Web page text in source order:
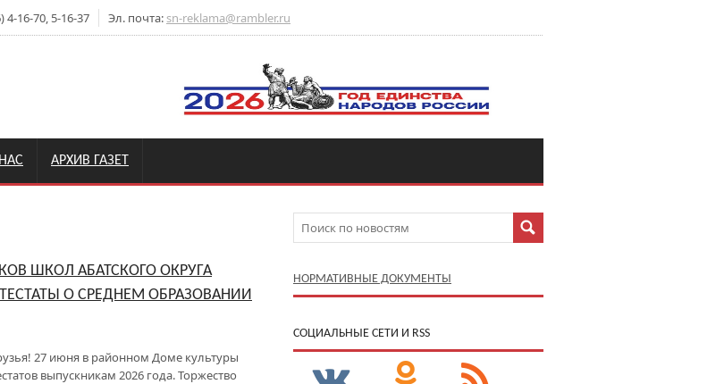
16-70, 5-16-37 Эл. почта: sn-reklama@rambler.ru
АРХИВ ГАЗЕТ
ШКОЛ АБАТСКОГО ОКРУГА
О СРЕДНЕМ ОБРАЗОВАНИИ
27 июня в районном Доме культуры
выпускникам 2026 года. Торжество
НОРМАТИВНЫЕ ДОКУМЕНТЫ
CОЦИАЛЬНЫЕ СЕТИ И RSS